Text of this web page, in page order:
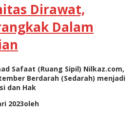
Dirawat,
Dalam
Safaat (Ruang Sipil) Nilkaz.com,
Berdarah (Sedarah) menjadi
dan Hak
2023oleh